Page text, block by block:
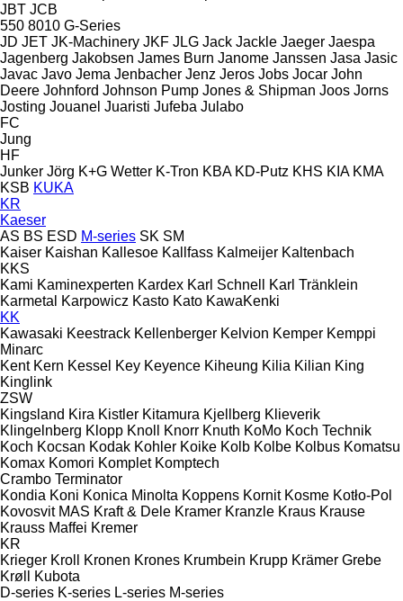
JBT JCB
550 8010 G-Series
JD JET JK-Machinery JKF JLG Jack Jackle Jaeger Jaespa
Jagenberg Jakobsen James Burn Janome Janssen Jasa Jasic
Javac Javo Jema Jenbacher Jenz Jeros Jobs Jocar John
Deere Johnford Johnson Pump Jones & Shipman Joos Jorns
Josting Jouanel Juaristi Jufeba Julabo
FC
Jung
HF
Junker Jörg K+G Wetter K-Tron KBA KD-Putz KHS KIA KMA
KSB KUKA
KR
Kaeser
AS BS ESD M-series SK SM
Kaiser Kaishan Kallesoe Kallfass Kalmeijer Kaltenbach
KKS
Kami Kaminexperten Kardex Karl Schnell
Karl Tränklein
Karmetal
Karpowicz Kasto Kato KawaKenki
KK
Kawasaki Keestrack Kellenberger Kelvion Kemper Kemppi
Minarc
Kent Kern Kessel Key Keyence Kiheung Kilia Kilian King
Kinglink
ZSW
Kingsland Kira Kistler Kitamura Kjellberg Klieverik
Klingelnberg Klopp Knoll Knorr Knuth KoMo Koch Technik
Koch Kocsan Kodak Kohler Koike Kolb Kolbe Kolbus Komatsu
Komax Komori Komplet Komptech
Crambo Terminator
Kondia Koni Konica Minolta Koppens Kornit Kosme Kotło-Pol
Kovosvit MAS Kraft & Dele Kramer Kranzle Kraus Krause
Krauss Maffei Kremer
KR
Krieger Kroll Kronen Krones Krumbein Krupp Krämer Grebe
Krøll
Kubota
D-series K-series L-series M-series